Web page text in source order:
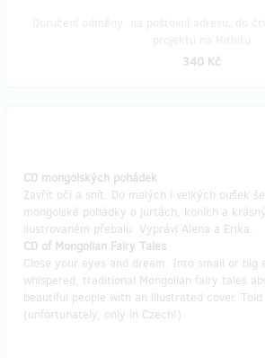
340 Kč
CD mongolských pohádek
Zavřít oči a snít. Do malých i velkých oušek
mongolské pohádky o jurtách, koních a
ilustrovaném přebalu. Vypráví Alena a Erika.
CD of Mongolian Fairy Tales
Close your eyes and dream. Into small or big
whispered, traditional Mongolian fairy tales
beautiful people with an illustrated cover.
(unfortunately, only in Czech!)